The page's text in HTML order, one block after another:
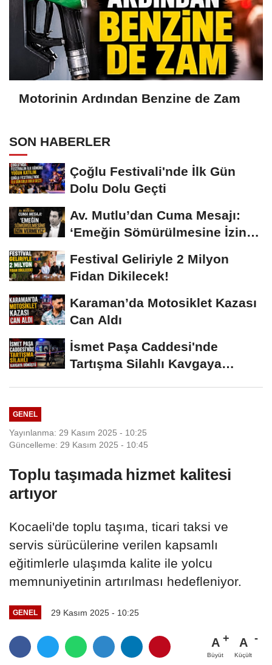
Motorinin Ardından Benzine de Zam
SON HABERLER
Çoğlu Festivali'nde İlk Gün
Dolu Dolu Geçti
Av. Mutlu’dan Cuma Mesajı:
‘Emeğin Sömürülmesine İzin
Festival Geliriyle 2 Milyon
Fidan Dikilecek!
Karaman’da Motosiklet Kazası
Can Aldı
İsmet Paşa Caddesi'nde
Tartışma Silahlı Kavgaya
GENEL
Yayınlanma: 29 Kasım 2025 - 10:25
Güncelleme: 29 Kasım 2025 - 10:45
Toplu taşımada hizmet kalitesi
artıyor
Kocaeli'de toplu taşıma, ticari taksi ve
servis sürücülerine verilen kapsamlı
eğitimlerle ulaşımda kalite ile yolcu
memnuniyetinin artırılması hedefleniyor.
GENEL 29 Kasım 2025 - 10:25
A
Büyüt
A
Küçült